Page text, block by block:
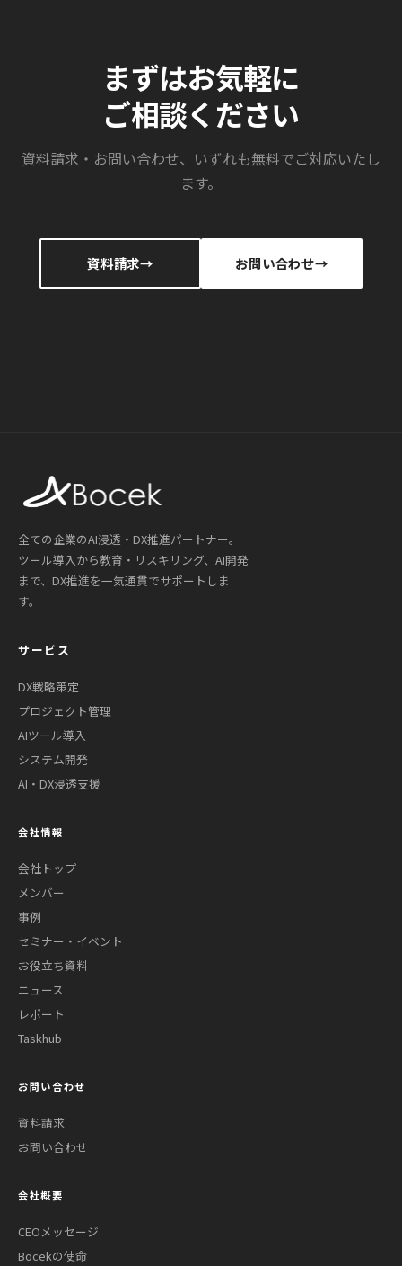
まずはお気軽に
ご相談ください
資料請求・お問い合わせ、いずれも無料でご対応いたし
ます。
資料請求 お問い合わせ
全ての企業のAI浸透・DX推進パートナー。
ツール導入から教育・リスキリング、AI開発
まで、DX推進を一気通貫でサポートしま
す。
サービス
DX戦略策定
プロジェクト管理
AIツール導入
システム開発
AI・DX浸透支援
会社情報
会社トップ
メンバー
事例
セミナー・イベント
お役立ち資料
ニュース
レポート
Taskhub
お問い合わせ
資料請求
お問い合わせ
会社概要
CEOメッセージ
Bocekの使命